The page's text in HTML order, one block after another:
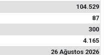
104.529
87
300
4.165
26 Ağustos 2026